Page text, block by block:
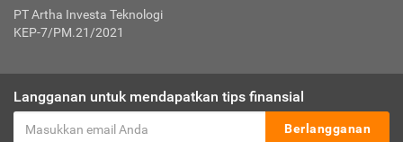
PT Artha Investa Teknologi
KEP-7/PM.21/2021
Langganan untuk mendapatkan tips finansial
Berlangganan